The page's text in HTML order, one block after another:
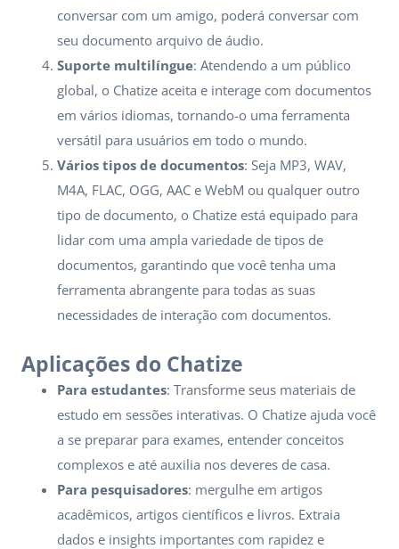
conversar com um amigo, poderá conversar com
seu documento arquivo de áudio.
Suporte multilíngue: Atendendo a um público
global, o Chatize aceita e interage com documentos
em vários idiomas, tornando-o uma ferramenta
versátil para usuários em todo o mundo.
Vários tipos de documentos: Seja MP3, WAV,
M4A, FLAC, OGG, AAC e WebM ou qualquer outro
tipo de documento, o Chatize está equipado para
lidar com uma ampla variedade de tipos de
documentos, garantindo que você tenha uma
ferramenta abrangente para todas as suas
necessidades de interação com documentos.
Aplicações do Chatize
Para estudantes: Transforme seus materiais de
estudo em sessões interativas. O Chatize ajuda você
a se preparar para exames, entender conceitos
complexos e até auxilia nos deveres de casa.
Para pesquisadores: mergulhe em artigos
acadêmicos, artigos científicos e livros. Extraia
dados e insights importantes com rapidez e